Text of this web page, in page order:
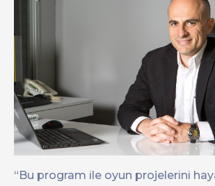
“Bu program ile oyun projelerini